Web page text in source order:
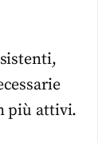
più attivi.